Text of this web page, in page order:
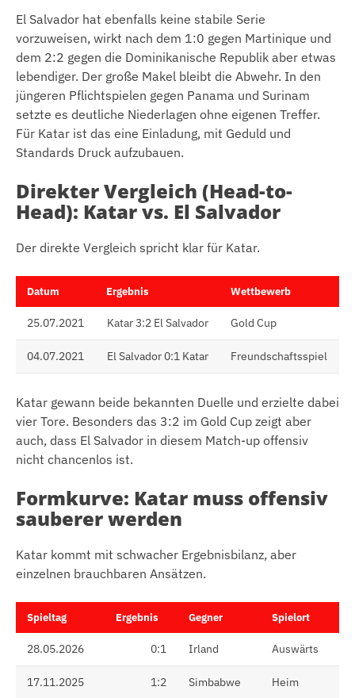
El Salvador hat ebenfalls keine stabile Serie
vorzuweisen, wirkt nach dem 1:0 gegen Martinique und
dem 2:2 gegen die Dominikanische Republik aber etwas
lebendiger. Der große Makel bleibt die Abwehr. In den
jüngeren Pflichtspielen gegen Panama und Surinam
setzte es deutliche Niederlagen ohne eigenen Treffer.
Für Katar ist das eine Einladung, mit Geduld und
Standards Druck aufzubauen.
Direkter Vergleich (Head-to-
Head): Katar vs. El Salvador
Der direkte Vergleich spricht klar für Katar.
Datum Ergebnis Wettbewerb
25.07.2021 Katar 3:2 El Salvador Gold Cup
04.07.2021 El Salvador 0:1 Katar Freundschaftsspiel
Katar gewann beide bekannten Duelle und erzielte dabei
vier Tore. Besonders das 3:2 im Gold Cup zeigt aber
auch, dass El Salvador in diesem Match-up offensiv
nicht chancenlos ist.
Formkurve: Katar muss offensiv
sauberer werden
Katar kommt mit schwacher Ergebnisbilanz, aber
einzelnen brauchbaren Ansätzen.
Spieltag Ergebnis Gegner Spielort
28.05.2026 0:1 Irland Auswärts
17.11.2025 1:2 Simbabwe Heim